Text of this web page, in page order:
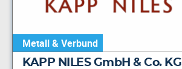
Metall & Verbund
KAPP NILES GmbH & Co. KG